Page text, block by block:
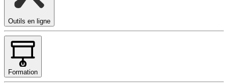
Outils en ligne
Formation